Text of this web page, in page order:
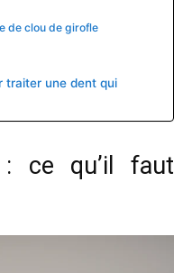
de clou de girofle
traiter une dent qui
ce qu’il faut